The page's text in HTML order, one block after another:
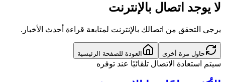
لا يوجد اتصال بالإنترنت
يرجى التحقق من اتصالك بالإنترنت لمتابعة قراءة أحدث الأخبار.
حاول مرة أخرى العودة للصفحة الرئيسية
سيتم استعادة الاتصال تلقائيًا عند توفره